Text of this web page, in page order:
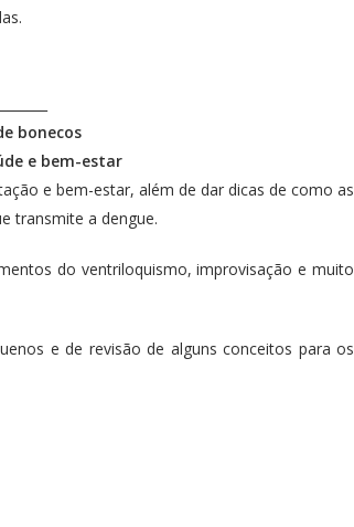
bonecos
e bem-estar
e bem-estar, além de dar dicas de como as
transmite a dengue.
do ventriloquismo, improvisação e muito
e de revisão de alguns conceitos para os